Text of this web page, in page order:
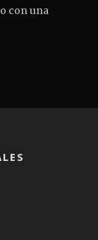
con una